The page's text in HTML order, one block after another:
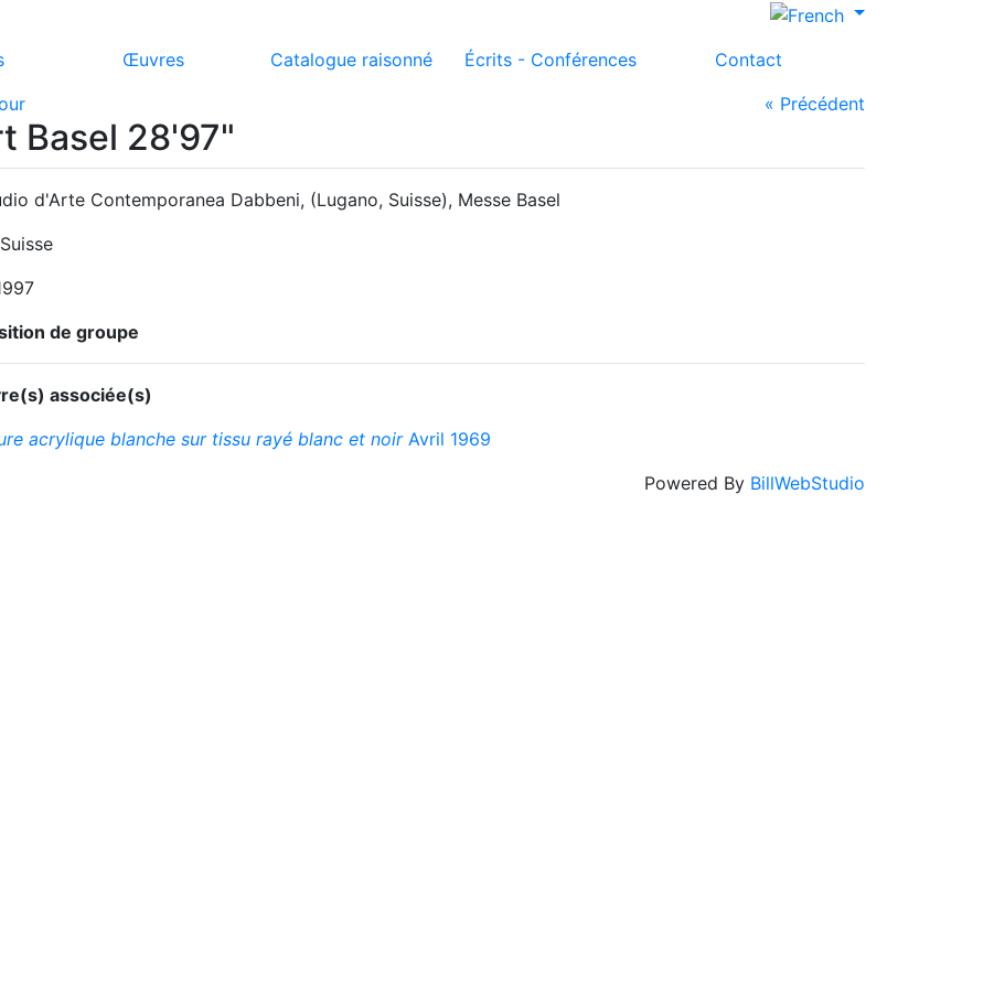
Œuvres Catalogue raisonné Écrits - Conférences Contact
« Précédent
Basel 28'97"
d'Arte Contemporanea Dabbeni, (Lugano, Suisse), Messe Basel
de groupe
associée(s)
acrylique blanche sur tissu rayé blanc et noirAvril 1969
Powered By BillWebStudio